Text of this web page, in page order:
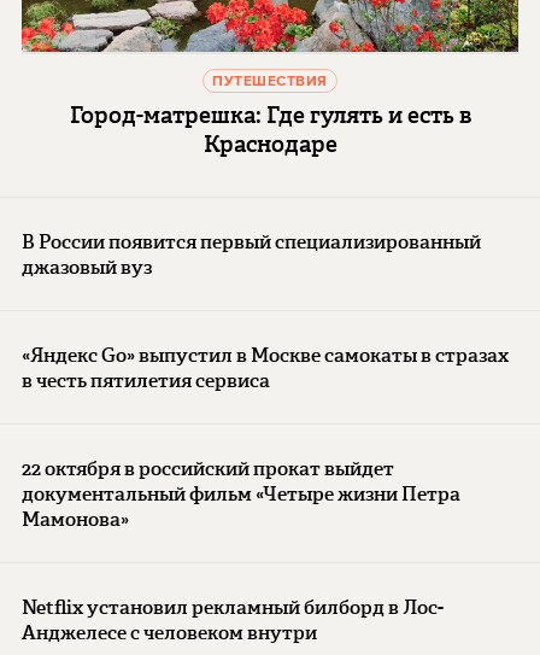
ПУТЕШЕСТВИЯ
Город-матрешка: Где гулять и есть в
Краснодаре
В России появится первый специализированный
джазовый вуз
«Яндекс Go» выпустил в Москве самокаты в стразах
в честь пятилетия сервиса
22 октября в российский прокат выйдет
документальный фильм «Четыре жизни Петра
Мамонова»
Netflix установил рекламный билборд в Лос-
Анджелесе с человеком внутри